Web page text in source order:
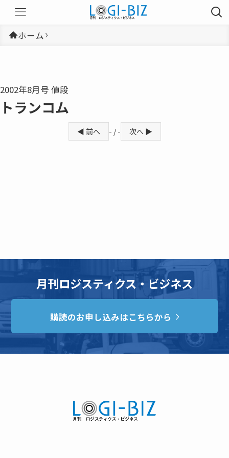
ホーム
2002年8月号 値段
トランコム
◀ 前へ - / - 次へ ▶
月刊ロジスティクス・ビジネス
購読のお申し込みはこちらから